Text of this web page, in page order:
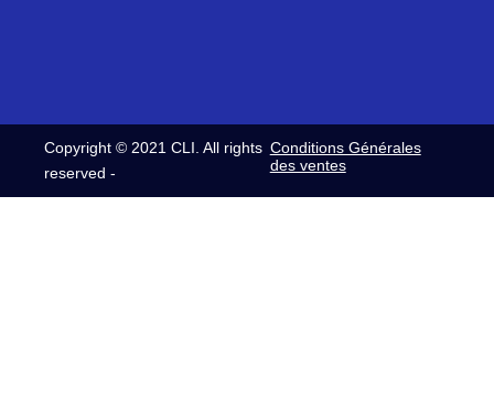
Copyright © 2021 CLI. All rights
reserved -
Conditions Générales
des ventes